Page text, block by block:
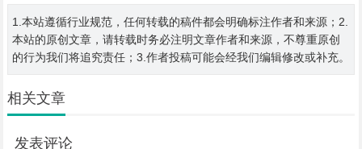
1.本站遵循行业规范，任何转载的稿件都会明确标注作者和来源；2.
本站的原创文章，请转载时务必注明文章作者和来源，不尊重原创
的行为我们将追究责任；3.作者投稿可能会经我们编辑修改或补充。
相关文章
发表评论